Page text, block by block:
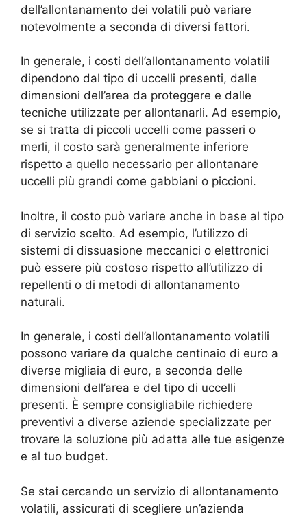
dell’allontanamento dei volatili può variare
notevolmente a seconda di diversi fattori.
In generale, i costi dell’allontanamento volatili
dipendono dal tipo di uccelli presenti, dalle
dimensioni dell’area da proteggere e dalle
tecniche utilizzate per allontanarli. Ad esempio,
se si tratta di piccoli uccelli come passeri o
merli, il costo sarà generalmente inferiore
rispetto a quello necessario per allontanare
uccelli più grandi come gabbiani o piccioni.
Inoltre, il costo può variare anche in base al tipo
di servizio scelto. Ad esempio, l’utilizzo di
sistemi di dissuasione meccanici o elettronici
può essere più costoso rispetto all’utilizzo di
repellenti o di metodi di allontanamento
naturali.
In generale, i costi dell’allontanamento volatili
possono variare da qualche centinaio di euro a
diverse migliaia di euro, a seconda delle
dimensioni dell’area e del tipo di uccelli
presenti. È sempre consigliabile richiedere
preventivi a diverse aziende specializzate per
trovare la soluzione più adatta alle tue esigenze
e al tuo budget.
Se stai cercando un servizio di allontanamento
volatili, assicurati di scegliere un’azienda